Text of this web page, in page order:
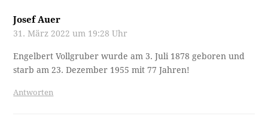
Josef Auer
31. März 2022 um 19:28 Uhr
Engelbert Vollgruber wurde am 3. Juli 1878 geboren und
starb am 23. Dezember 1955 mit 77 Jahren!
Antworten